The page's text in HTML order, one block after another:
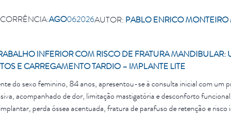
AGO062026AUTOR: PABLO ENRICO MONTEIRO
INFERIOR COM RISCO DE FRATURA
E CARREGAMENTO TARDIO – IMPLANTE LITE
do sexo feminino, 84 anos, apresentou-se à consulta inicial com um
acompanhado de dor, limitação mastigatória e desconforto
perda óssea acentuada, fratura de parafuso de retenção e